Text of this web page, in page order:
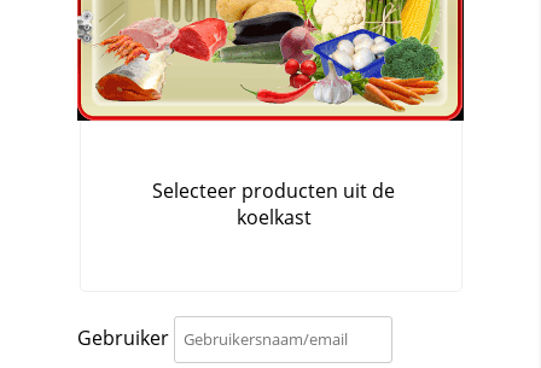
Gebruiker